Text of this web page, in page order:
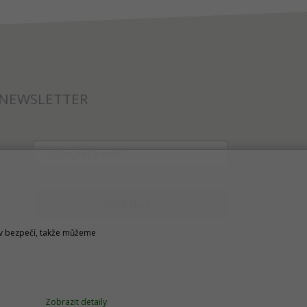
NEWSLETTER
bezpečí, takže můžeme
Zobrazit detaily